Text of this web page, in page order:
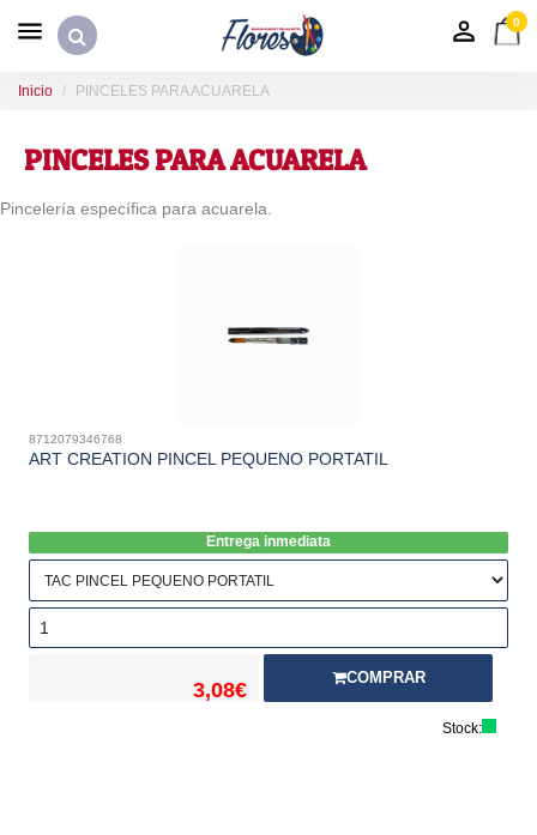
0
Inicio PINCELES PARA ACUARELA
PINCELES PARA ACUARELA
Pincelería específica para acuarela.
8712079346768
ART CREATION PINCEL PEQUENO PORTATIL
Entrega inmediata
3,08€
COMPRAR
Stock: